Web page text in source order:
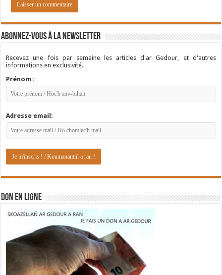
Abonnez-vous à la newsletter
Recevez une fois par semaine les articles d'ar Gedour, et d'autres
informations en exclusivité.
Prénom :
Adresse email:
DON EN LIGNE